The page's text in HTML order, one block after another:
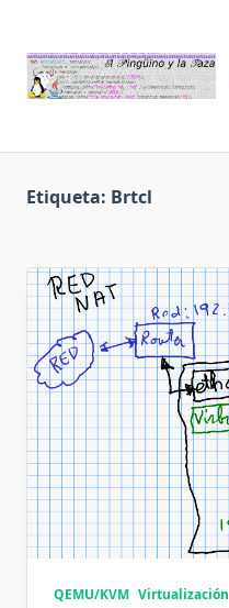
contenido
Etiqueta: Brtcl
QEMU/KVM Virtualización